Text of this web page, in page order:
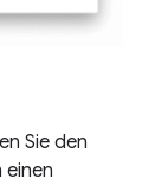
Sie den
einen